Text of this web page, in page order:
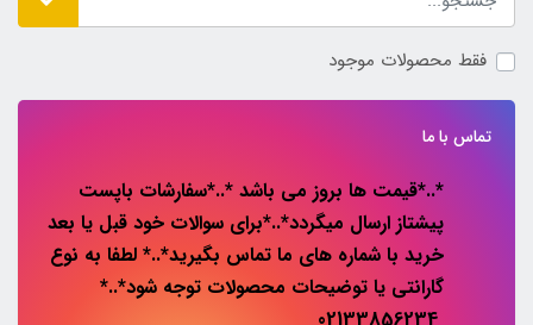
فقط محصولات موجود
تماس با ما
*..*قیمت ها بروز می باشد *..*سفارشات باپست
پیشتاز ارسال میگردد*..*برای سوالات خود قبل یا بعد
خرید با شماره های ما تماس بگیرید*..* لطفا به نوع
گارانتی یا توضیحات محصولات توجه شود*..*